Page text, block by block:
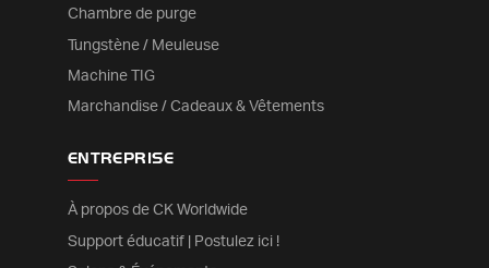
Chambre de purge
Tungstène / Meuleuse
Machine TIG
Marchandise / Cadeaux & Vêtements
ENTREPRISE
À propos de CK Worldwide
Support éducatif | Postulez ici !